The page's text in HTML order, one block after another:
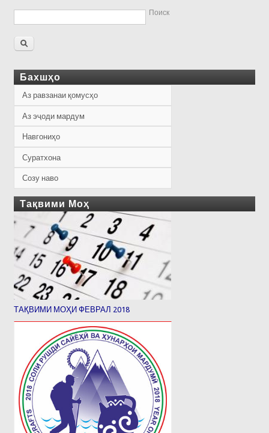
Поиск
Бахшҳо
Аз равзанаи қомусҳо
Аз эҷоди мардум
Навгониҳо
Суратхона
Созу наво
Тақвими Моҳ
ТАҚВИМИ МОҲИ ФЕВРАЛ 2018